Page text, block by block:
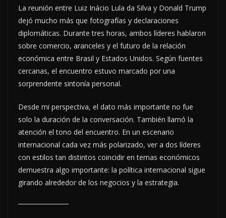
La reunión entre Luiz Inácio Lula da Silva y Donald Trump
dejó mucho más que fotografías y declaraciones
diplomáticas. Durante tres horas, ambos líderes hablaron
sobre comercio, aranceles y el futuro de la relación
económica entre Brasil y Estados Unidos. Según fuentes
cercanas, el encuentro estuvo marcado por una
sorprendente sintonía personal.
Desde mi perspectiva, el dato más importante no fue
solo la duración de la conversación. También llamó la
atención el tono del encuentro. En un escenario
internacional cada vez más polarizado, ver a dos líderes
con estilos tan distintos coincidir en temas económicos
demuestra algo importante: la política internacional sigue
girando alrededor de los negocios y la estrategia.